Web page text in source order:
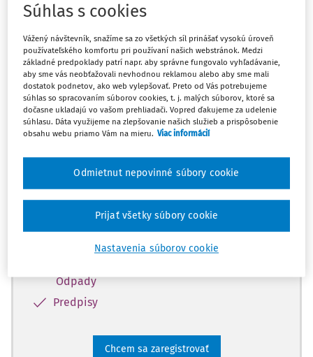
Ups, zatiaľ ste si prečítali len
Celý odborný obsah z tejto oblasti je
dostupný predplatiteľom portálu.
Odomknite si prístup k odbornému obsahu
Vďaka registrácii získate prístup aj k
vybranému obsahu:
Odborné články z oblasti: Samospráva,
Odpady
Predpisy
Chcem sa zaregistrovať
Súhlas s cookies
Vážený návštevník, snažíme sa zo všetkých síl prinášať vysokú úroveň
používateľského komfortu pri používaní našich webstránok. Medzi
základné predpoklady patrí napr. aby správne fungovalo vyhľadávanie,
aby sme vás neobťažovali nevhodnou reklamou alebo aby sme mali
dostatok podnetov, ako web vylepšovať. Preto od Vás potrebujeme
súhlas so spracovaním súborov cookies, t. j. malých súborov, ktoré sa
dočasne ukladajú vo vašom prehliadači. Vopred ďakujeme za udelenie
súhlasu. Dáta využijeme na zlepšovanie našich služieb a prispôsobenie
obsahu webu priamo Vám na mieru. Viac informácií
Nastavenia súborov cookie
Odmietnut nepovinné súbory cookie
Prijať všetky súbory cookie